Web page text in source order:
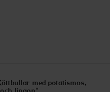
med potatismos,